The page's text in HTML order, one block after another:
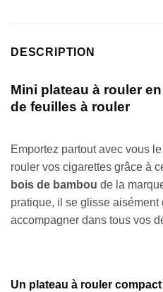
DESCRIPTION
Mini plateau à rouler
de feuilles à rouler
Emportez partout avec vous
rouler vos cigarettes grâce à
bois de bambou de la
pratique, il se glisse
accompagner dans tous vos
Un plateau à rouler